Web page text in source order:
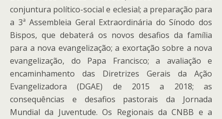
conjuntura político-social e eclesial; a preparação para
a 3ª Assembleia Geral Extraordinária do Sínodo dos
Bispos, que debaterá os novos desafios da família
para a nova evangelização; a exortação sobre a nova
evangelização, do Papa Francisco; a avaliação e
encaminhamento das Diretrizes Gerais da Ação
Evangelizadora (DGAE) de 2015 a 2018; as
consequências e desafios pastorais da Jornada
Mundial da Juventude. Os Regionais da CNBB e a